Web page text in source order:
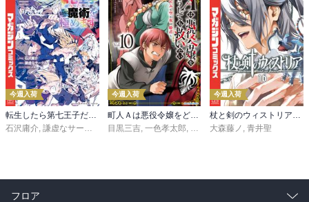
今週入荷
石沢庸介 謙虚なサークル メル。
今週入荷
目黒三吉 一色孝太郎 Parum
今週入荷
大森藤ノ 青井聖
フロア